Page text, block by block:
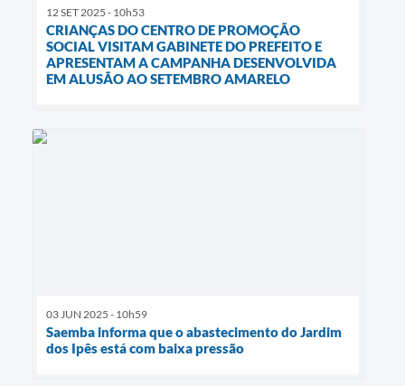
12 SET 2025 - 10h53
CRIANÇAS DO CENTRO DE PROMOÇÃO
SOCIAL VISITAM GABINETE DO PREFEITO E
APRESENTAM A CAMPANHA DESENVOLVIDA
EM ALUSÃO AO SETEMBRO AMARELO
03 JUN 2025 - 10h59
Saemba informa que o abastecimento do Jardim
dos Ipês está com baixa pressão